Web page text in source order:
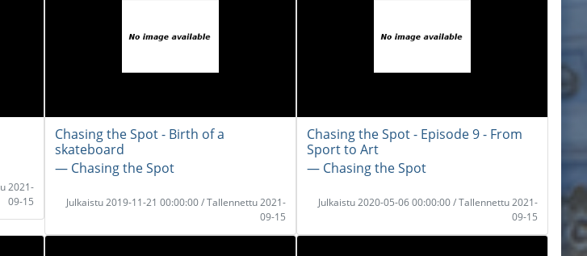
2021-
09-15
Chasing the Spot - Birth of a
skateboard
― Chasing the Spot
Julkaistu 2019-11-21 00:00:00 / Tallennettu 2021-
09-15
Chasing the Spot - Episode 9 - From
Sport to Art
― Chasing the Spot
Julkaistu 2020-05-06 00:00:00 / Tallennettu 2021-
09-15